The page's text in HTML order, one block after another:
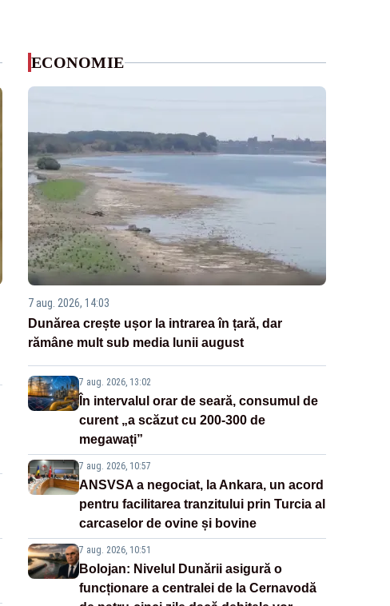
ECONOMIE
7 aug. 2026, 14:03
Dunărea crește ușor la intrarea în țară, dar
rămâne mult sub media lunii august
7 aug. 2026, 13:02
În intervalul orar de seară, consumul de
curent „a scăzut cu 200-300 de
megawați”
7 aug. 2026, 10:57
ANSVSA a negociat, la Ankara, un acord
pentru facilitarea tranzitului prin Turcia al
carcaselor de ovine și bovine
7 aug. 2026, 10:51
Bolojan: Nivelul Dunării asigură o
funcționare a centralei de la Cernavodă